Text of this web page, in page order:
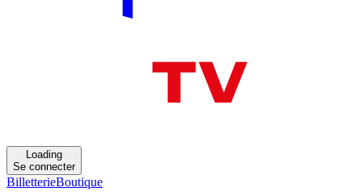
Loading
Se connecter
BilletterieBoutique